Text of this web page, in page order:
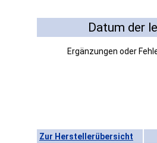
Datum der
Ergänzungen oder
Zur Herstellerübersicht